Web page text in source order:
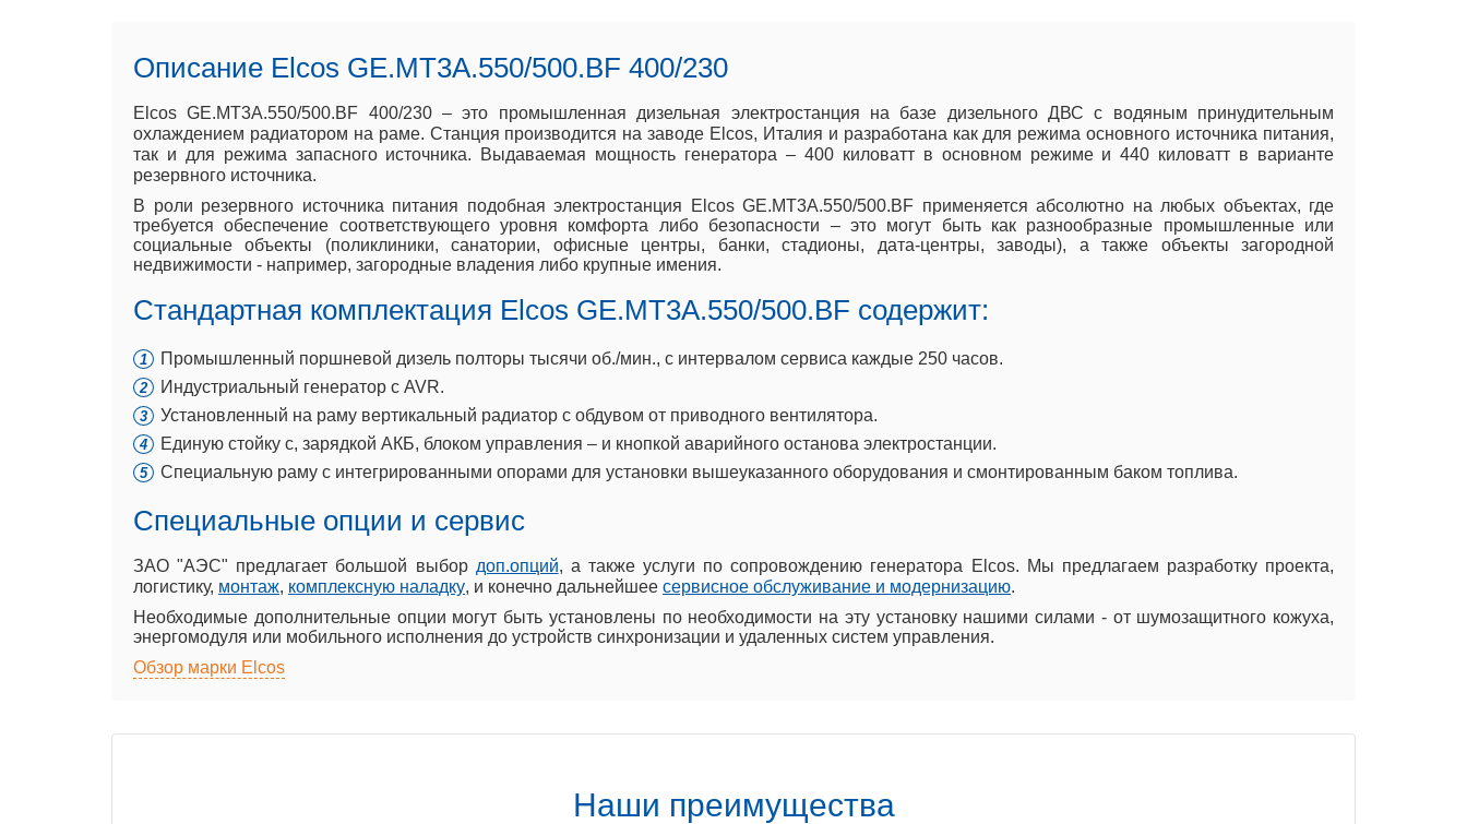
Описание Elcos GE.MT3A.550/500.BF 400/230
Elcos GE.MT3A.550/500.BF 400/230 – это промышленная дизельная электростанция на базе дизельного ДВС с водяным принудительным
охлаждением радиатором на раме. Станция производится на заводе Elcos, Италия и разработана как для режима основного источника питания,
так и для режима запасного источника. Выдаваемая мощность генератора – 400 киловатт в основном режиме и 440 киловатт в варианте
резервного источника.
В роли резервного источника питания подобная электростанция Elcos GE.MT3A.550/500.BF применяется абсолютно на любых объектах, где
требуется обеспечение соответствующего уровня комфорта либо безопасности – это могут быть как разнообразные промышленные или
социальные объекты (поликлиники, санатории, офисные центры, банки, стадионы, дата-центры, заводы), а также объекты загородной
недвижимости - например, загородные владения либо крупные имения.
Стандартная комплектация Elcos GE.MT3A.550/500.BF содержит:
Промышленный поршневой дизель полторы тысячи об./мин., с интервалом сервиса каждые 250 часов.
Индустриальный генератор с AVR.
Установленный на раму вертикальный радиатор с обдувом от приводного вентилятора.
Единую стойку с, зарядкой АКБ, блоком управления – и кнопкой аварийного останова электростанции.
Специальную раму с интегрированными опорами для установки вышеуказанного оборудования и смонтированным баком топлива.
Специальные опции и сервис
ЗАО "АЭС" предлагает большой выбор доп.опций, а также услуги по сопровождению генератора Elcos. Мы предлагаем разработку проекта,
логистику, монтаж, комплексную наладку, и конечно дальнейшее сервисное обслуживание и модернизацию.
Необходимые дополнительные опции могут быть установлены по необходимости на эту установку нашими силами - от шумозащитного кожуха,
энергомодуля или мобильного исполнения до устройств синхронизации и удаленных систем управления.
Обзор марки Elcos
Наши преимущества